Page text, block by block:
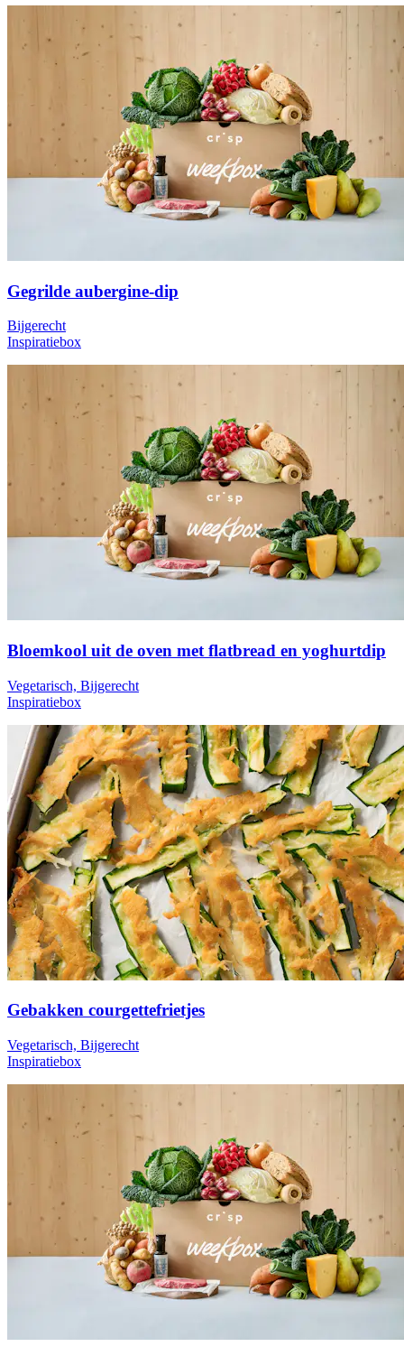
Gegrilde aubergine-dip
Bijgerecht
Inspiratiebox
Bloemkool uit de oven met flatbread en yoghurtdip
Vegetarisch, Bijgerecht
Inspiratiebox
Gebakken courgettefrietjes
Vegetarisch, Bijgerecht
Inspiratiebox